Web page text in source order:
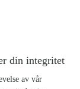
WHITE